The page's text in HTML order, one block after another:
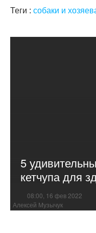
Теги : собаки и
5
кетчупа для
08:00, 16 фев 2022
Алексей Музычук